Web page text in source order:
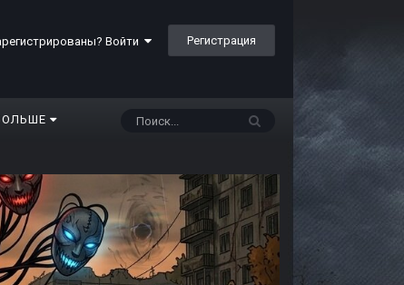
Войти Регистрация